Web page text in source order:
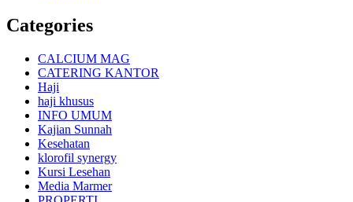
Categories
CALCIUM MAG
CATERING KANTOR
Haji
haji khusus
INFO UMUM
Kajian Sunnah
Kesehatan
klorofil synergy
Kursi Lesehan
Media Marmer